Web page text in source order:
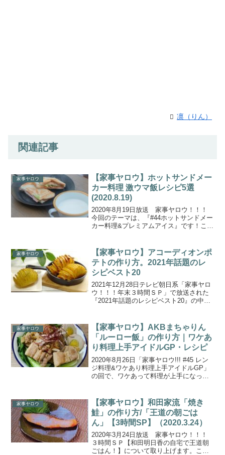
凛（りん）
関連記事
家事ヤロウ
【家事ヤロウ】ホットサンドメー
カー料理 激ウマ飯レシピ5選
(2020.8.19)
2020年8月19日放送 家事ヤロウ！！！
今回のテーマは、『#44ホットサンドメー
カー料理&プレミアムアイス』です！こち
します。『ホットサンドメーカー料理』
では、市販の...
家事ヤロウ
【家事ヤロウ】アコーディオンポ
テトの作り方。2021年話題のレ
シピベスト20
2021年12月28日テレビ朝日系「家事ヤロ
ウ！！！年末３時間ＳＰ」で放送された
『2021年話題のレシピベスト20』の中か
しのぶさん・鈴木保奈美さん・宮沢りえ
さん・橋本...
家事ヤロウ
【家事ヤロウ】AKBまちゃりん
「ルーロー飯」の作り方｜ワケあ
り料理上手アイドルGP・レシピ
2020年8月26日「家事ヤロウ!!! #45 レン
ジ料理&ワケあり料理上手アイドルGP」
の回で、ワケあって料理が上手になって
ランプリ』を開催！・仕事がなくなって
アルバ...
家事ヤロウ
【家事ヤロウ】和田家流「焼き
鮭」の作り方/「王道の朝ごは
ん」【3時間SP】（2020.3.24）
2020年3月24日放送 家事ヤロウ！！！
３時間ＳＰ【和田明日香の自宅で王道朝
ごはん！】について取り上げます。こち